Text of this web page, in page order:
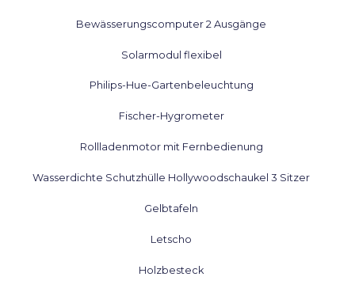
Bewässerungscomputer 2 Ausgänge
Solarmodul flexibel
Philips-Hue-Gartenbeleuchtung
Fischer-Hygrometer
Rollladenmotor mit Fernbedienung
Wasserdichte Schutzhülle Hollywoodschaukel 3 Sitzer
Gelbtafeln
Letscho
Holzbesteck